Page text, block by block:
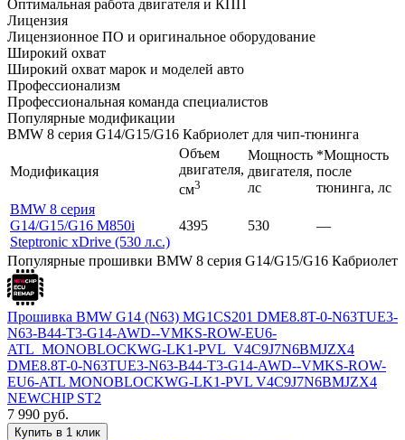
Оптимальная работа двигателя и КПП
Лицензия
Лицензионное ПО и оригинальное оборудование
Широкий охват
Широкий охват марок и моделей авто
Профессионализм
Профессиональная команда специалистов
Популярные модификации
BMW 8 серия G14/G15/G16 Кабриолет для чип-тюнинга
Модификация
Объем
двигателя,
см3
Мощность
двигателя,
лс
*Мощность
после
тюнинга, лс
BMW 8 серия
G14/G15/G16 M850i
Steptronic xDrive (530 л.с.)
4395 530 —
Популярные прошивки BMW 8 серия G14/G15/G16 Кабриолет
Прошивка BMW G14 (N63) MG1CS201 DME8.8T-0-N63TUE3-
N63-B44-T3-G14-AWD--VMKS-ROW-EU6-
ATL_MONOBLOCKWG-LK1-PVL_V4C9J7N6BMJZX4
DME8.8T-0-N63TUE3-N63-B44-T3-G14-AWD--VMKS-ROW-
EU6-ATL MONOBLOCKWG-LK1-PVL V4C9J7N6BMJZX4
NEWCHIP ST2
7 990 руб.
Купить в 1 клик